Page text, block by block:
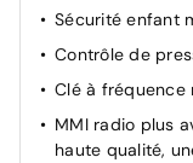
Set de
Projecteurs AV à
Rétroviseur
Sécurité enfant
Contrôle de
Clé à fréquence
MMI radio plus
haute qualité,